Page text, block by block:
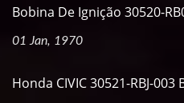
Bobina De Ignição 30520-
01 Jan, 1970
Honda CIVIC 30521-RBJ-